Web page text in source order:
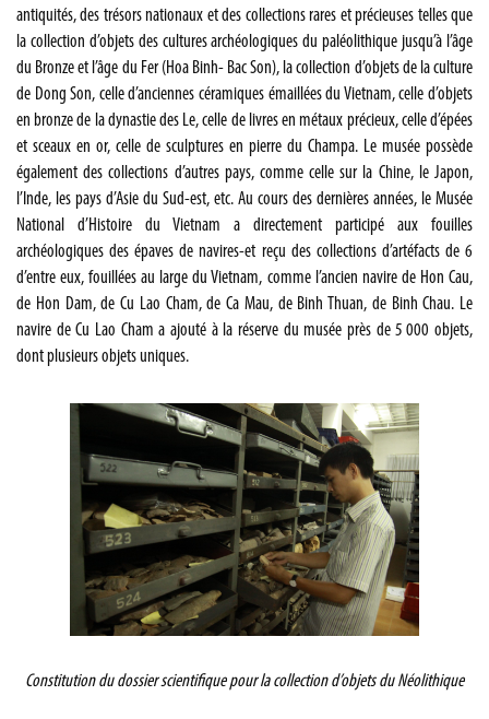
antiquités, des trésors nationaux et des collections rares et précieuses telles que
la collection d’objets des cultures archéologiques du paléolithique jusqu’à l’âge
du Bronze et l’âge du Fer (Hoa Binh- Bac Son), la collection d’objets de la culture
de Dong Son, celle d’anciennes céramiques émaillées du Vietnam, celle d’objets
en bronze de la dynastie des Le, celle de livres en métaux précieux, celle d’épées
et sceaux en or, celle de sculptures en pierre du Champa. Le musée possède
également des collections d’autres pays, comme celle sur la Chine, le Japon,
l’Inde, les pays d’Asie du Sud-est, etc. Au cours des dernières années, le Musée
National d’Histoire du Vietnam a directement participé aux fouilles
archéologiques des épaves de navires-et reçu des collections d’artéfacts de 6
d’entre eux, fouillées au large du Vietnam, comme l’ancien navire de Hon Cau,
de Hon Dam, de Cu Lao Cham, de Ca Mau, de Binh Thuan, de Binh Chau. Le
navire de Cu Lao Cham a ajouté à la réserve du musée près de 5 000 objets,
dont plusieurs objets uniques.
Constitution du dossier scientifique pour la collection d’objets du Néolithique